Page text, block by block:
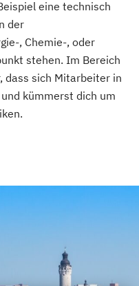
Security
eine technisch
der
, Chemie-, oder
stehen. Im Bereich
dass sich Mitarbeiter in
kümmerst dich um